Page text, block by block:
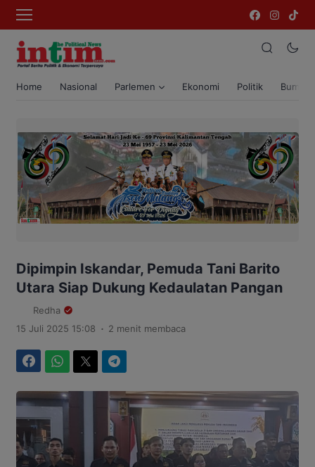
Home Nasional Parlemen Ekonomi Politik Bumi
Dipimpin Iskandar, Pemuda Tani Barito
Utara Siap Dukung Kedaulatan Pangan
Redha
15 Juli 2025 15:08 . 2 menit membaca